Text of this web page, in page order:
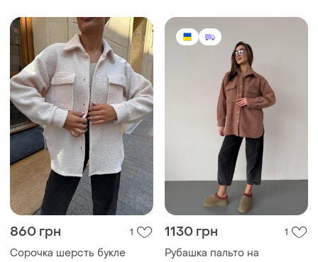
860 грн 1
Сорочка шерсть букле
1130 грн 1
Рубашка пальто на